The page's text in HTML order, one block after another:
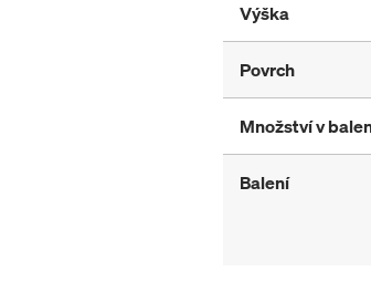
Výška
Povrch
Množství v
Balení